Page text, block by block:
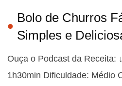
Bolo de Churros
Simples e
Ouça o Podcast da Receita:
1h30min Dificuldade: Médio